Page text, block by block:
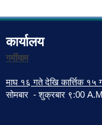
कार्यालय
गर्मीयाम
माघ १६ गते देखि कार्त्तिक १५
सोमबार - शुक्रबार ९:00